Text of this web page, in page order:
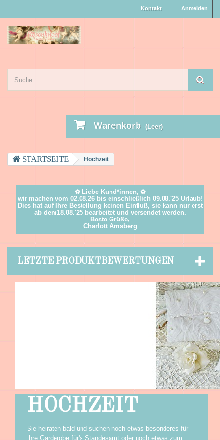
Anmelden
Kontakt
Warenkorb (Leer)
Hochzeit
✿ Liebe Kund*innen, ✿
wir machen vom 02.08.26 bis einschließlich 09.08.'25 Urlaub!
Dies hat auf Ihre Bestellung keinen Einfluß, sie kann nur erst
ab dem18.08.'25 bearbeitet und versendet werden.
Beste Grüße,
Charlott Amsberg
LETZTE PRODUKTBEWERTUNGEN
HOCHZEIT
Sie heiraten bald und suchen noch etwas besonderes für
Ihre Garderobe für's Standesamt oder noch etwas zum